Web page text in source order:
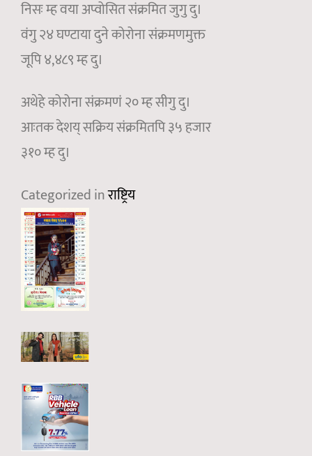
निसः म्ह वया अप्वोसित संक्रमित जुगु दु।
वंगु २४ घण्टाया दुने कोरोना संक्रमणमुक्त
जूपि ४,४८९ म्ह दु।
अथेहे कोरोना संक्रमणं २० म्ह सीगु दु।
आःतक देशय् सक्रिय संक्रमितपि ३५ हजार
३१० म्ह दु।
Categorized inराष्ट्रिय